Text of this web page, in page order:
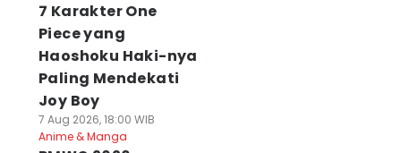
7 Karakter One
Piece yang
Haoshoku Haki-nya
Paling Mendekati
Joy Boy
7 Aug 2026, 18:00 WIB
Anime & Manga